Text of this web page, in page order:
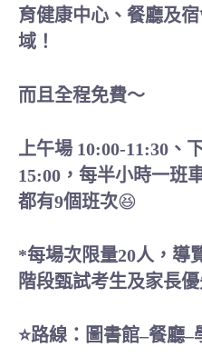
育健康中心、餐廳及
域！
而且全程免費～
上午場 10:00-11:30、
15:00， 每半小時一班
都有9個班次😆
*每場次限量20人，導
階段甄試考生及家長優
⭐路線：圖書館–餐廳–